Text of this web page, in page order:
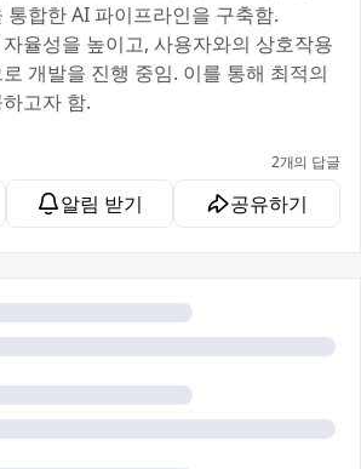
통합한 AI 파이프라인을 구축함.
율성을 높이고, 사용자와의 상호작용
개발을 진행 중임. 이를 통해 최적의
고자 함.
2개의 답글
알림 받기 공유하기